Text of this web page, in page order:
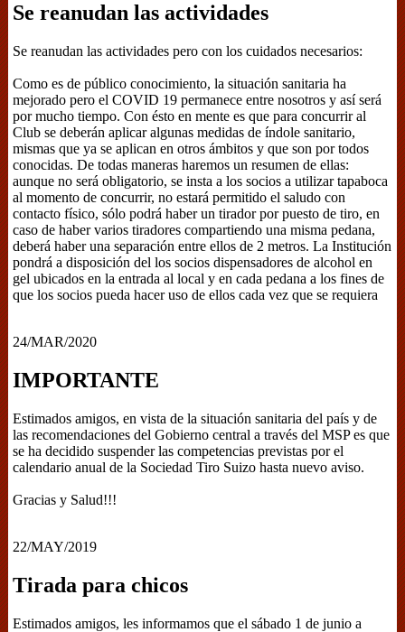
Se reanudan las actividades
Se reanudan las actividades pero con los cuidados necesarios:
Como es de público conocimiento, la situación sanitaria ha
mejorado pero el COVID 19 permanece entre nosotros y así será
por mucho tiempo. Con ésto en mente es que para concurrir al
Club se deberán aplicar algunas medidas de índole sanitario,
mismas que ya se aplican en otros ámbitos y que son por todos
conocidas. De todas maneras haremos un resumen de ellas:
aunque no será obligatorio, se insta a los socios a utilizar tapaboca
al momento de concurrir, no estará permitido el saludo con
contacto físico, sólo podrá haber un tirador por puesto de tiro, en
caso de haber varios tiradores compartiendo una misma pedana,
deberá haber una separación entre ellos de 2 metros. La Institución
pondrá a disposición del los socios dispensadores de alcohol en
gel ubicados en la entrada al local y en cada pedana a los fines de
que los socios pueda hacer uso de ellos cada vez que se requiera
24/MAR/2020
IMPORTANTE
Estimados amigos, en vista de la situación sanitaria del país y de
las recomendaciones del Gobierno central a través del MSP es que
se ha decidido suspender las competencias previstas por el
calendario anual de la Sociedad Tiro Suizo hasta nuevo aviso.
Gracias y Salud!!!
22/MAY/2019
Tirada para chicos
Estimados amigos, les informamos que el sábado 1 de junio a